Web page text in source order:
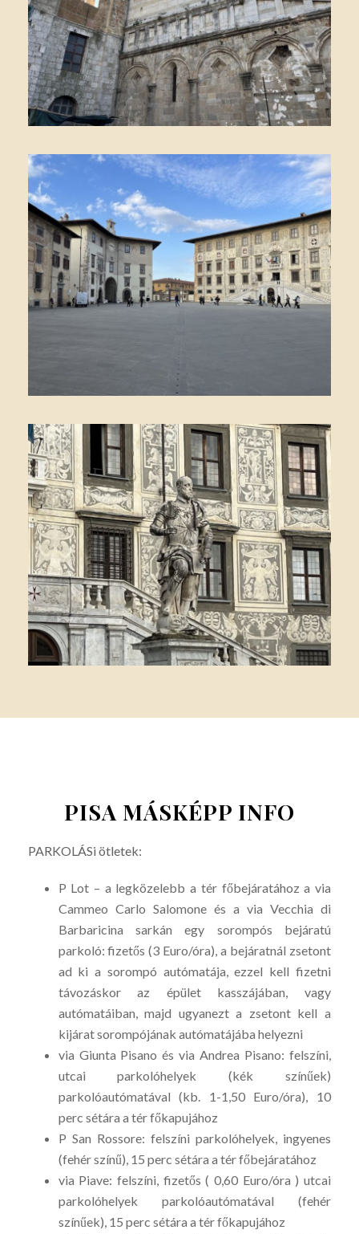
PISA MÁSKÉPP INFO
PARKOLÁSi ötletek:
P Lot – a legközelebb a tér főbejáratához a via
Cammeo Carlo Salomone és a via Vecchia di
Barbaricina sarkán egy sorompós bejáratú
parkoló: fizetős (3 Euro/óra), a bejáratnál zsetont
ad ki a sorompó autómatája, ezzel kell fizetni
távozáskor az épület kasszájában, vagy
autómatáiban, majd ugyanezt a zsetont kell a
kijárat sorompójának autómatájába helyezni
via Giunta Pisano és via Andrea Pisano: felszíni,
utcai parkolóhelyek (kék színűek)
parkolóautómatával (kb. 1-1,50 Euro/óra), 10
perc sétára a tér főkapujához
P San Rossore: felszíni parkolóhelyek, ingyenes
(fehér színű), 15 perc sétára a tér főbejáratához
via Piave: felszíni, fizetős ( 0,60 Euro/óra ) utcai
parkolóhelyek parkolóautómatával (fehér
színűek), 15 perc sétára a tér főkapujához